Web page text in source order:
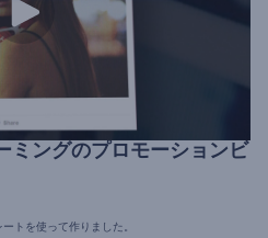
ミングのプロモーションビ
トを使って作りました。